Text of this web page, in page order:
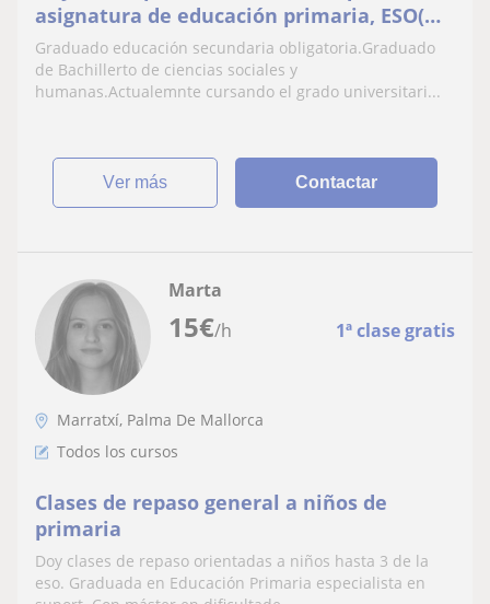
asignatura de educación primaria, ESO(
excepto Física y Química) y bachillerato
social
Graduado educación secundaria obligatoria.Graduado
de Bachillerto de ciencias sociales y
humanas.Actualemnte cursando el grado universitari...
ver más Contactar
15€/h 1ª clase gratis
Marta
Marratxí, Palma De Mallorca
Todos los cursos
Clases de repaso general a niños de
primaria
Doy clases de repaso orientadas a niños hasta 3 de la
eso. Graduada en Educación Primaria especialista en